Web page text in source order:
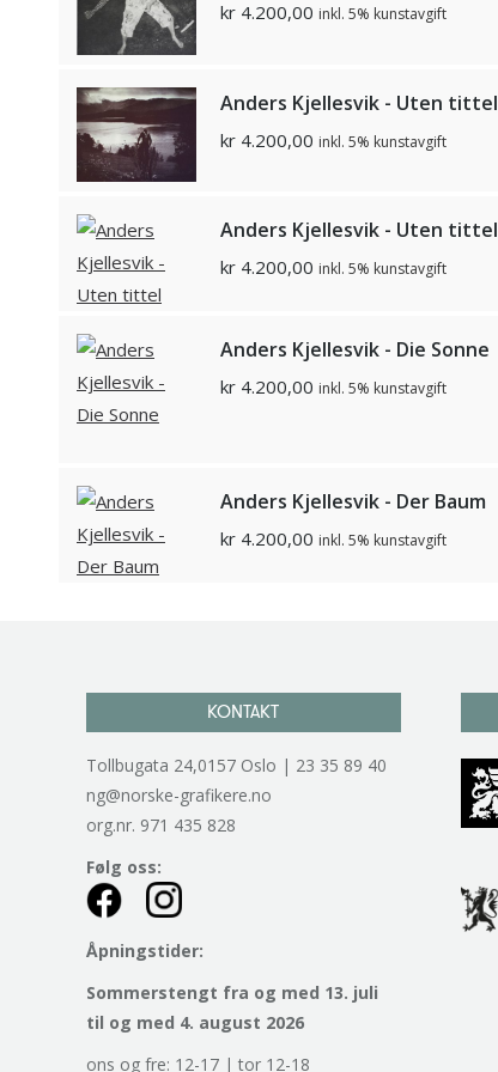
kr 4.200,00 inkl. 5% kunstavgift
Anders Kjellesvik - Uten tittel
kr 4.200,00 inkl. 5% kunstavgift
Anders Kjellesvik - Uten tittel
kr 4.200,00 inkl. 5% kunstavgift
Anders Kjellesvik - Die Sonne
kr 4.200,00 inkl. 5% kunstavgift
Anders Kjellesvik - Der Baum
kr 4.200,00 inkl. 5% kunstavgift
KONTAKT
Tollbugata 24,0157 Oslo | 23 35 89 40
ng@norske-grafikere.no
org.nr. 971 435 828
Følg oss:
Åpningstider:
Sommerstengt fra og med 13. juli
til og med 4. august 2026
ons og fre: 12-17 | tor 12-18